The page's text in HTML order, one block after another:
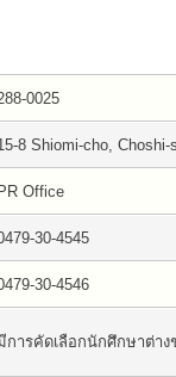
0025
8 Shiomi-cho, Choshi-
Office
30-4545
30-4546
การคัดเลือกนักศึกษาต่า